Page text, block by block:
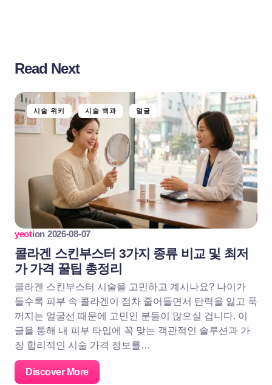
Read Next
시술 위키 시술 백과 얼굴
yeotion 2026-08-07
콜라겐 스킨부스터 3가지 종류 비교 및 최저
가 가격 꿀팁 총정리
콜라겐 스킨부스터 시술을 고민하고 계시나요? 나이가
들수록 피부 속 콜라겐이 점차 줄어들면서 탄력을 잃고 푹
꺼지는 얼굴선 때문에 고민인 분들이 많으실 겁니다. 이
글을 통해 내 피부 타입에 꼭 맞는 객관적인 솔루션과 가
장 합리적인 시술 가격 정보를…
Discover More